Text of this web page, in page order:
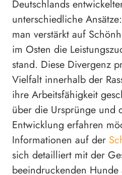
Deutschlands
unterschiedliche
man verstärkt auf
im Osten die
stand. Diese Divergenz
Vielfalt innerhalb der
ihre Arbeitsfähigkeit
über die Ursprünge und
Entwicklung erfahren
Informationen auf der
sich detailliert mit der
beeindruckenden Hunde